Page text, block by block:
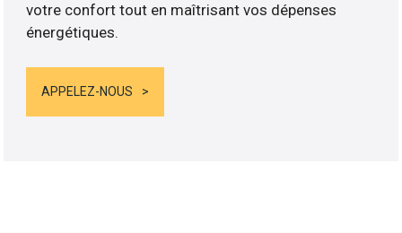
votre confort tout en maîtrisant vos dépenses
énergétiques.
APPELEZ-NOUS